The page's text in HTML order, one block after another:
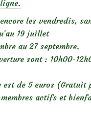
les vendredis,
19 juillet
au 27 septembre.
sont : 10h00-
est de 5 euros (Gratuit
membres actifs et